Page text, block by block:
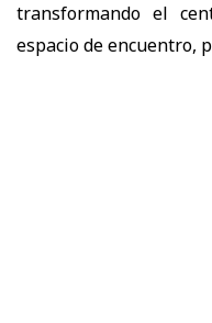
transformando el
espacio de encuentro,